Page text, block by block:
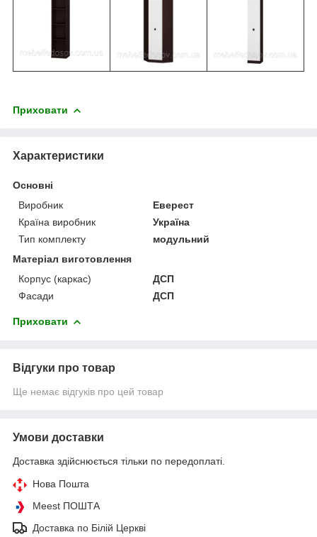
Приховати
Характеристики
Основні
Виробник
Еверест
Країна виробник
Україна
Тип комплекту
модульний
Матеріал виготовлення
Корпус (каркас)
ДСП
Фасади
ДСП
Приховати
Відгуки про товар
Ще немає відгуків про цей товар
Умови доставки
Доставка здійснюється тільки по передоплаті.
Нова Пошта
Meest ПОШТА
Доставка по Білій Церкві